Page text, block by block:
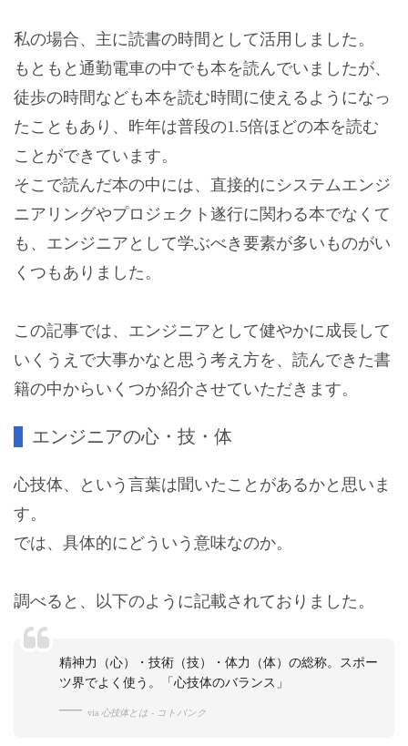
私の場合、主に読書の時間として活用しました。
もともと通勤電車の中でも本を読んでいましたが、
徒歩の時間なども本を読む時間に使えるようになっ
たこともあり、昨年は普段の1.5倍ほどの本を読む
ことができています。
そこで読んだ本の中には、直接的にシステムエンジ
ニアリングやプロジェクト遂行に関わる本でなくて
も、エンジニアとして学ぶべき要素が多いものがい
くつもありました。
この記事では、エンジニアとして健やかに成長して
いくうえで大事かなと思う考え方を、読んできた書
籍の中からいくつか紹介させていただきます。
エンジニアの心・技・体
心技体、という言葉は聞いたことがあるかと思いま
す。
では、具体的にどういう意味なのか。
調べると、以下のように記載されておりました。
精神力（心）・技術（技）・体力（体）の総称。スポー
ツ界でよく使う。「心技体のバランス」
via 心技体とは - コトバンク